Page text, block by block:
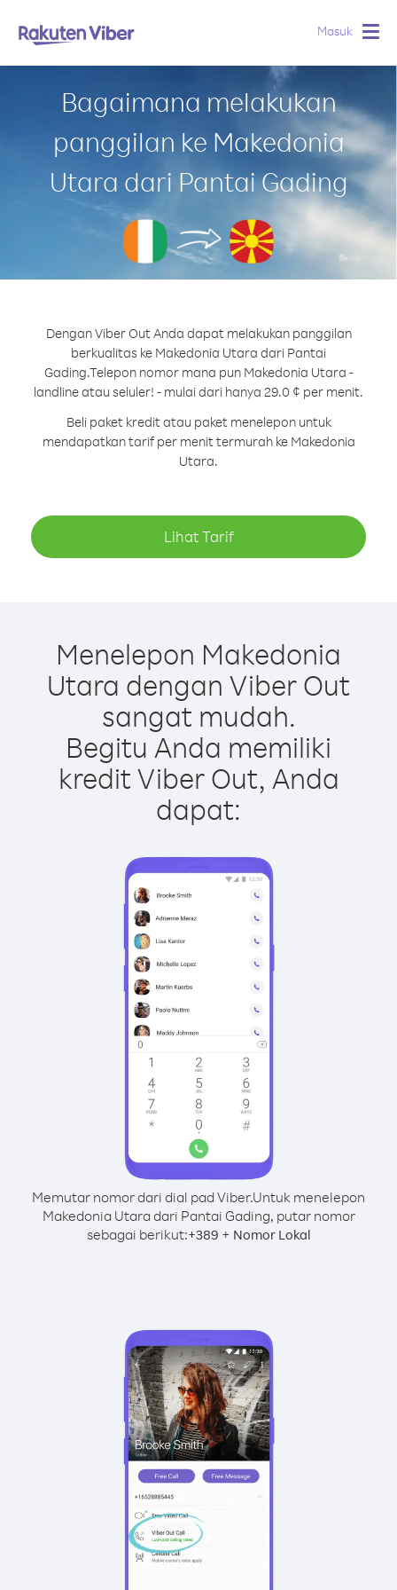
Masuk
Bagaimana melakukan
panggilan ke Makedonia
Utara dari Pantai Gading
Dengan Viber Out Anda dapat melakukan panggilan
berkualitas ke Makedonia Utara dari Pantai
Gading.Telepon nomor mana pun Makedonia Utara -
landline atau seluler! - mulai dari hanya 29.0 ¢ per menit.
Beli paket kredit atau paket menelepon untuk
mendapatkan tarif per menit termurah ke Makedonia
Utara.
Lihat Tarif
Menelepon Makedonia
Utara dengan Viber Out
sangat mudah.
Begitu Anda memiliki
kredit Viber Out, Anda
dapat:
Memutar nomor dari dial pad Viber.Untuk menelepon
Makedonia Utara dari Pantai Gading, putar nomor
sebagai berikut:+389 + Nomor Lokal